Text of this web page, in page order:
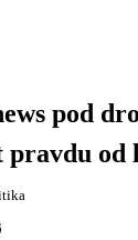
pod
pravdu od